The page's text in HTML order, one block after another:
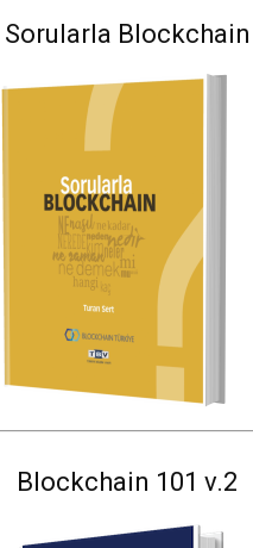
Sorularla Blockchain
Blockchain 101 v.2